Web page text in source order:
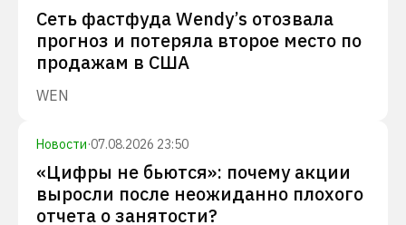
Сеть фастфуда Wendy’s отозвала
прогноз и потеряла второе место по
продажам в США
WEN
Новости·07.08.2026 23:50
«Цифры не бьются»: почему акции
выросли после неожиданно плохого
отчета о занятости?